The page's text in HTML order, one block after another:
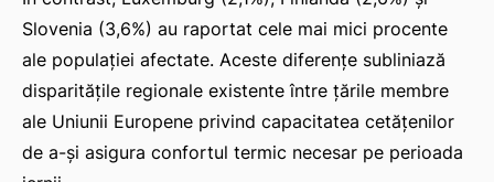
Slovenia (3,6%) au raportat cele mai mici procente
ale populației afectate. Aceste diferențe subliniază
disparitățile regionale existente între țările membre
ale Uniunii Europene privind capacitatea cetățenilor
de a-și asigura confortul termic necesar pe perioada